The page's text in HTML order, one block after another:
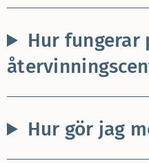
Hur fungerar
Hur gör jag